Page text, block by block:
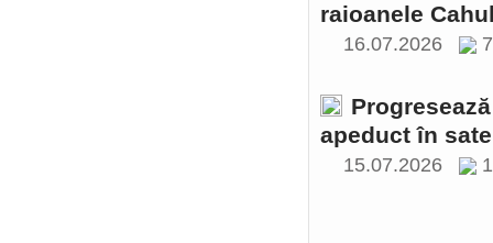
raioanele
16.07.2026
apeduct în
15.07.2026